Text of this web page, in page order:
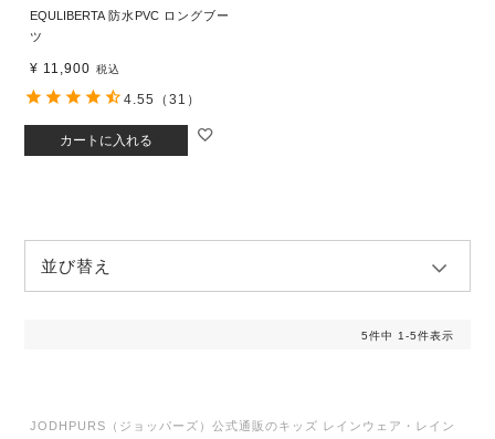
EQULIBERTA 防水PVC ロングブー
ツ
¥ 11,900 税込
カートに入れる
4.55 （31）
並び替え
5件中 1-5件表示
JODHPURS（ジョッパーズ）公式通販のキッズ レインウェア・レイン